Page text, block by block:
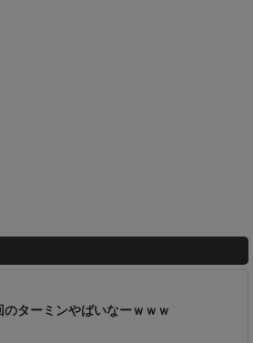
のターミンやばいなーｗｗｗ